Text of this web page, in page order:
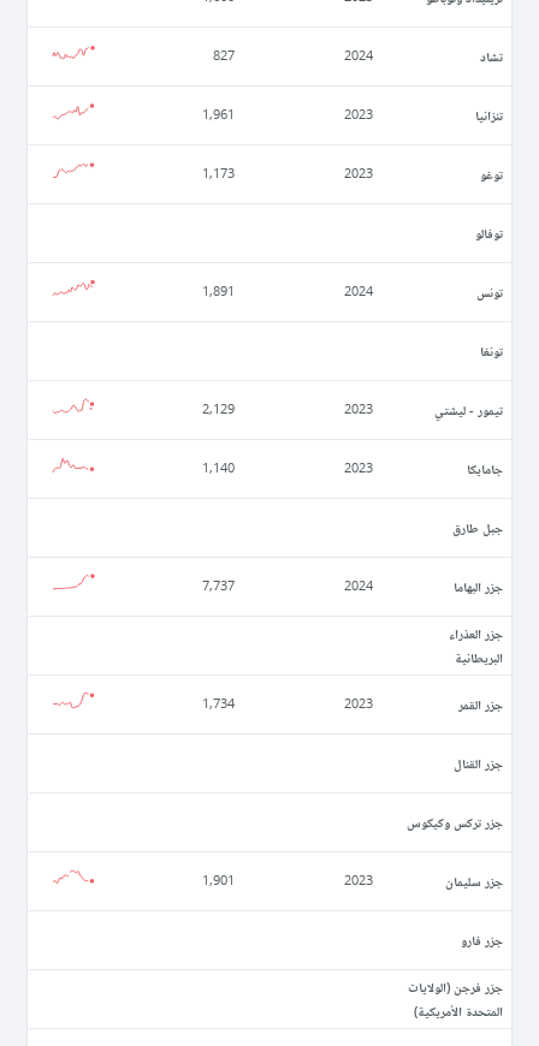
تشاد 2024
827
تنزانيا 2023
1,961
توغو 2023
1,173
توفالو
تونس 2024
1,891
تونغا
تيمور - ليشتي 2023
2,129
جامايكا 2023
1,140
جبل طارق
جزر البهاما 2024
7,737
جزر العذراء
البريطانية
جزر القمر 2023
1,734
جزر القنال
جزر تركس وكيكوس
جزر سليمان 2023
1,901
جزر فارو
جزر فرجن (الولايات
المتحدة الأمريكية)